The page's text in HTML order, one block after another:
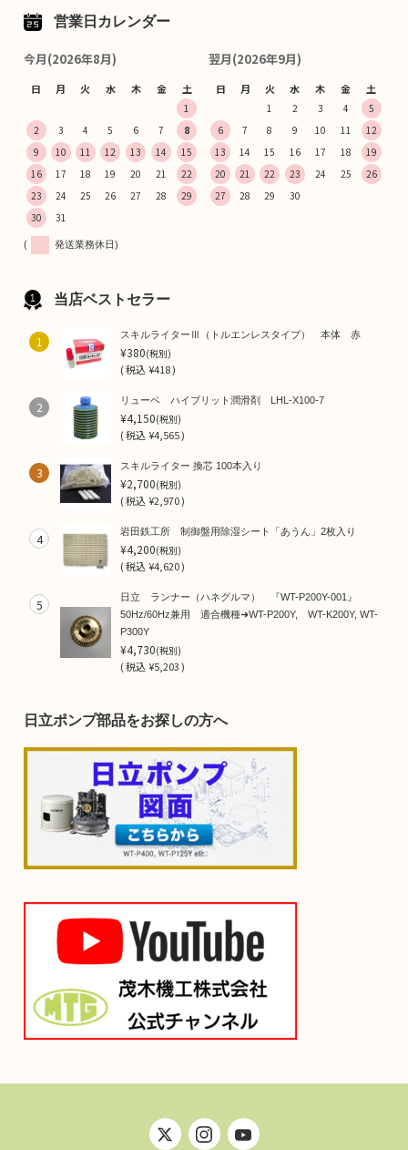
営業日カレンダー
今月(2026年8月)
日 月 火 水 木 金 土
1
2
3 4 5 6 7
8
9
10 11 12 13 14
15
16
17 18 19 20 21
22
23
24 25 26 27 28
29
30
31
翌月(2026年9月)
日 月 火 水 木 金 土
1 2 3 4
5
6
7 8 9 10 11
12
13
14 15 16 17 18
19
20
21 22 23 24 25
26
27
28 29 30
( 発送業務休日)
当店ベストセラー
1 スキルライターⅢ（トルエンレスタイプ） 本体 赤
¥380(税別)
(税込¥418 )
2 リューベ ハイブリット潤滑剤 LHL-X100-7
¥4,150(税別)
(税込¥4,565 )
3 スキルライター 換芯 100本入り
¥2,700(税別)
(税込¥2,970 )
4 岩田鉄工所 制御盤用除湿シート「あうん」2枚入り
¥4,200(税別)
(税込¥4,620 )
5
日立 ランナー（ハネグルマ） 『WT-P200Y-001』
50Hz/60Hz兼用 適合機種➜WT-P200Y, WT-K200Y, WT-
P300Y
¥4,730(税別)
(税込¥5,203 )
日立ポンプ部品をお探しの方へ